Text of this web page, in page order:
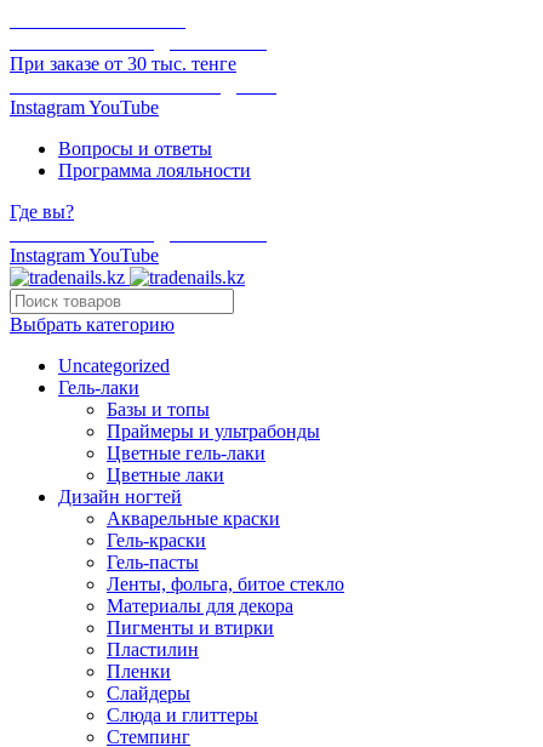
При заказе от 30 тыс. тенге
InstagramYouTube
Вопросы и ответы
Программа лояльности
Где вы?
InstagramYouTube
Выбрать категорию
Uncategorized
Гель-лаки
Базы и топы
Праймеры и ультрабонды
Цветные гель-лаки
Цветные лаки
Дизайн ногтей
Акварельные краски
Гель-краски
Гель-пасты
Ленты, фольга, битое стекло
Материалы для декора
Пигменты и втирки
Пластилин
Пленки
Слайдеры
Слюда и глиттеры
Стемпинг